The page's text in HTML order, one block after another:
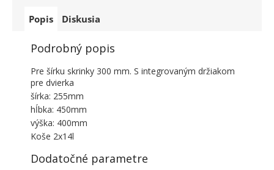
Popis Diskusia
Podrobný popis
Pre šírku skrinky 300 mm. S integrovaným držiakom
pre dvierka
šírka: 255mm
hĺbka: 450mm
výška: 400mm
Koše 2x14l
Dodatočné parametre